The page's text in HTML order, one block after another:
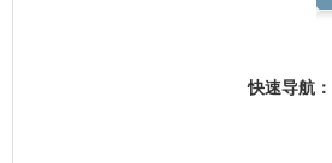
快速导航：